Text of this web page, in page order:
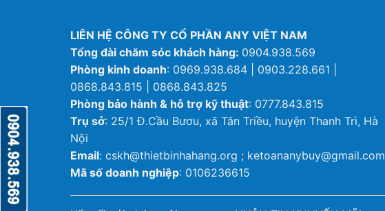
LIÊN HỆ CÔNG TY CỔ PHẦN ANY VIỆT NAM
Tổng đài chăm sóc khách hàng: 0904.938.569
Phòng kinh doanh: 0969.938.684 | 0903.228.661 |
0868.843.815 | 0868.843.825
Phòng bảo hành & hỗ trợ kỹ thuật: 0777.843.815
Trụ sở: 25/1 Đ.Cầu Bươu, xã Tân Triều, huyện Thanh Trì, Hà
Nội
Email: cskh@thietbinhahang.org ; ketoananybuy@gmail.com
Mã số doanh nghiệp: 0106236615